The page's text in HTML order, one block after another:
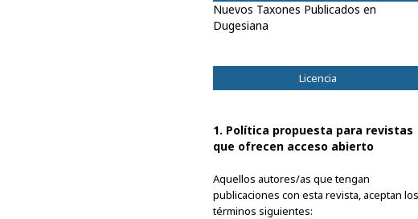
Nuevos Taxones Publicados en
Dugesiana
Licencia
1. Política propuesta para revistas
que ofrecen acceso abierto
Aquellos autores/as que tengan
publicaciones con esta revista, aceptan los
términos siguientes: